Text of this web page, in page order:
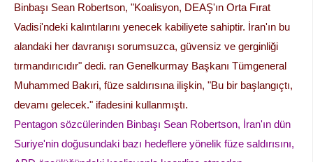
Binbaşı Sean Robertson, "Koalisyon, DEAŞ'ın Orta Fırat
Vadisi'ndeki kalıntılarını yenecek kabiliyete sahiptir. İran'ın bu
alandaki her davranışı sorumsuzca, güvensiz ve gerginliği
tırmandırıcıdır" dedi. ran Genelkurmay Başkanı Tümgeneral
Muhammed Bakıri, füze saldırısına ilişkin, "Bu bir başlangıçtı,
devamı gelecek." ifadesini kullanmıştı.
Pentagon sözcülerinden Binbaşı Sean Robertson, İran'ın dün
Suriye'nin doğusundaki bazı hedeflere yönelik füze saldırısını,